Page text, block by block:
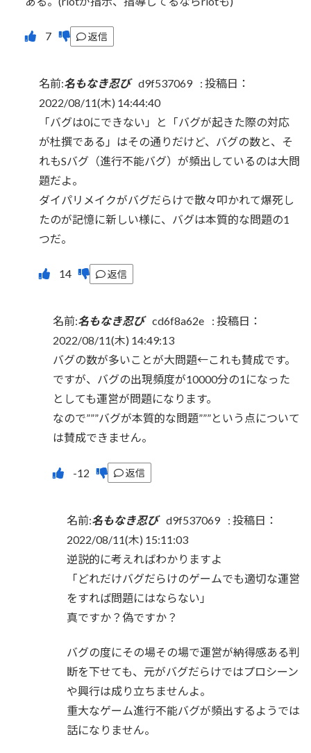
返信
名前:名もなき忍び d9f537069 : 投稿日：
2022/08/11(木) 14:44:40
「バグは0にできない」と「バグが起きた際の対応
が杜撰である」はその通りだけど、バグの数と、そ
れもSバグ（進行不能バグ）が頻出しているのは大問
題だよ。
ダイパリメイクがバグだらけで散々叩かれて爆死し
たのが記憶に新しい様に、バグは本質的な問題の1
つだ。
返信
名前:名もなき忍び cd6f8a62e : 投稿日：
2022/08/11(木) 14:49:13
バグの数が多いことが大問題←これも賛成です。
ですが、バグの出現頻度が10000分の1になった
としても運営が問題になります。
なので”””バグが本質的な問題”””という点について
は賛成できません。
返信
名前:名もなき忍び d9f537069 : 投稿日：
2022/08/11(木) 15:11:03
逆説的に考えればわかりますよ
「どれだけバグだらけのゲームでも適切な運営
をすれば問題にはならない」
真ですか？偽ですか？
バグの度にその場その場で運営が納得感ある判
断を下せても、元がバグだらけではプロシーン
や興行は成り立ちませんよ。
重大なゲーム進行不能バグが頻出するようでは
話になりません。